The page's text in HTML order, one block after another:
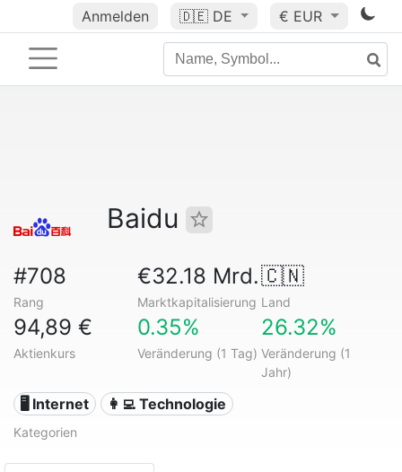
Anmelden 🇩🇪 DE € EUR
Baidu
#708
Rang
€32.18 Mrd.
Marktkapitalisierung
🇨🇳
Land
94,89 €
Aktienkurs
0.35%
Veränderung (1 Tag)
26.32%
Veränderung (1
Jahr)
🖥️ Internet 👩‍💻 Technologie
Kategorien